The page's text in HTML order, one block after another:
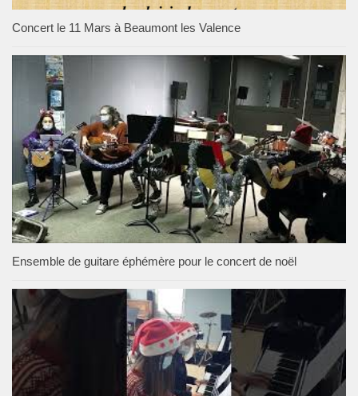
Concert le 11 Mars à Beaumont les Valence
Ensemble de guitare éphémère pour le concert de noël